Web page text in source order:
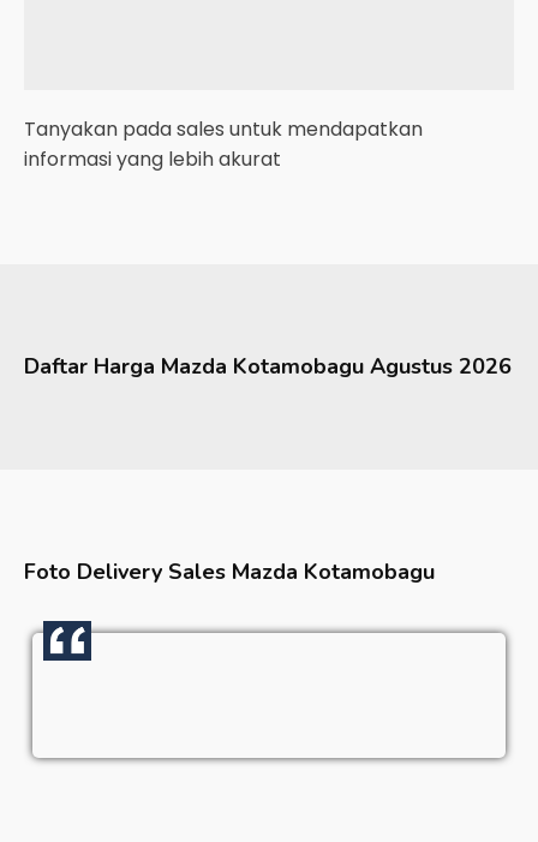
Tanyakan pada sales untuk mendapatkan
informasi yang lebih akurat
Daftar Harga Mazda Kotamobagu Agustus 2026
Foto Delivery Sales Mazda Kotamobagu